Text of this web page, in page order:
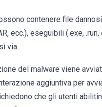
contenere file
ecc.), eseguibili (.exe,
via.
del malware viene
aggiuntiva per
che gli utenti